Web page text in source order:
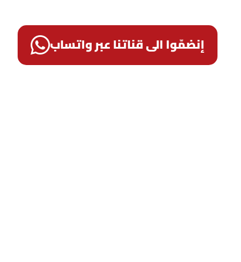
إنضمّوا الى قناتنا عبر واتساب